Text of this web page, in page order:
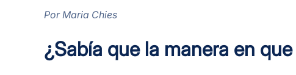
Por Maria Chies
¿Sabía que la manera en